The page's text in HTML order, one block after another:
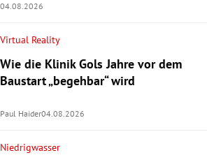
04.08.2026
Virtual Reality
Wie die Klinik Gols Jahre vor dem
Baustart „begehbar“ wird
Paul Haider04.08.2026
Niedrigwasser